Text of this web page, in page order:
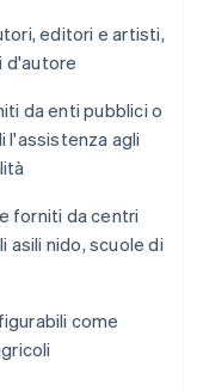
editori e artisti,
d'autore
da enti pubblici o
l'assistenza agli
forniti da centri
asili nido, scuole di
come